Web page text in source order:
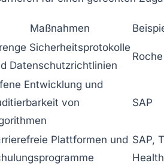
Maßnahmen
Sicherheitsprotokolle
Datenschutzrichtlinien
Entwicklung und
von
SAP
Plattformen und SAP,